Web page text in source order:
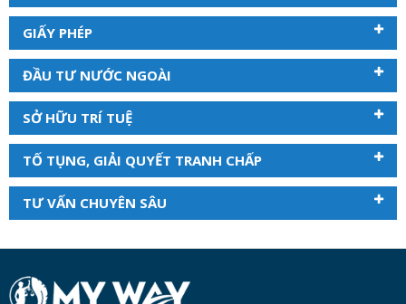
GIẤY PHÉP
ĐẦU TƯ NƯỚC NGOÀI
SỞ HỮU TRÍ TUỆ
TỐ TỤNG, GIẢI QUYẾT TRANH CHẤP
TƯ VẤN CHUYÊN SÂU